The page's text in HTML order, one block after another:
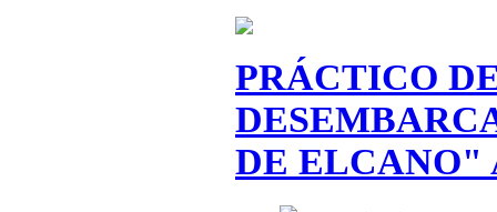
PRÁCTICO
DE ELCANO"